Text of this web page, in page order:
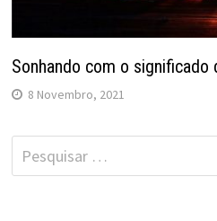
Sonhando com o significado
8 Novembro, 2021
Pesquisar
por: